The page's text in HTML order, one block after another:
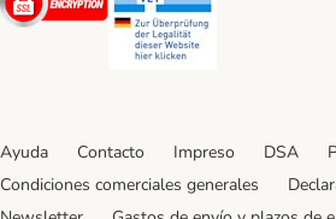
Ayuda Contacto Impreso DSA
Condiciones comerciales generales